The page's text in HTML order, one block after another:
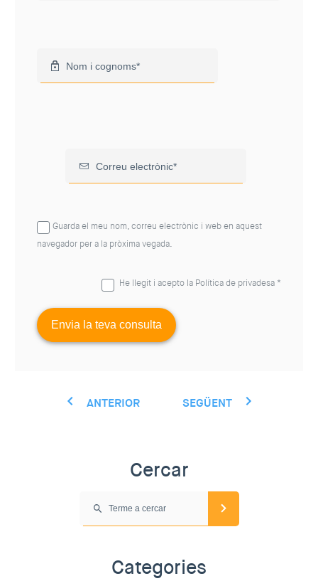
Guarda el meu nom, correu electrònic i web en aquest
navegador per a la pròxima vegada.
He llegit i acepto la Política de privadesa *
ANTERIOR SEGÜENT
Cercar
Categories